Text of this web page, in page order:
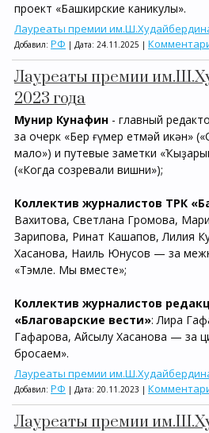
проект «Башкирские каникулы».
Лауреаты премии
Добавил: РФ | Дата: 24.11.2025 |
Лауреаты премии
2023 года
Мунир Кунафин - главный
за очерк «Бер ғүмер етмәй икән»
мало») и путевые заметки
(«Когда созревали вишни»);
Коллектив журналистов ТРК
Вахитова, Светлана Громова,
Зарипова, Ринат Кашапов, Лилия
Хасанова, Наиль Юнусов — за
«Тэмле. Мы вместе»;
Коллектив журналистов
«Благоварские вести»: Лира
Гафарова, Айсылу Хасанова — за
бросаем».
Лауреаты премии
Добавил: РФ | Дата: 20.11.2023 |
Лауреаты премии